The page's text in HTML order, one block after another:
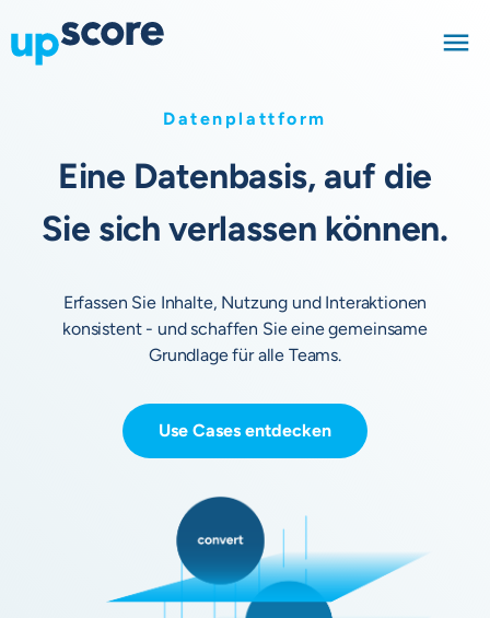
Datenplattform
Eine Datenbasis, auf die
Sie sich verlassen können.
Erfassen Sie Inhalte, Nutzung und Interaktionen
konsistent - und schaffen Sie eine gemeinsame
Grundlage für alle Teams.
Use Cases entdecken